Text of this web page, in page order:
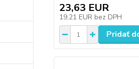
23,63 EUR
19,21 EUR bez DPH
Pridať